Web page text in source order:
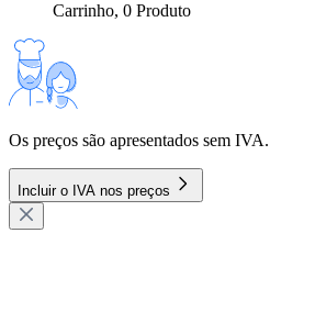
Carrinho, 0 Produto
Os preços são apresentados sem IVA.
Incluir o IVA nos preços